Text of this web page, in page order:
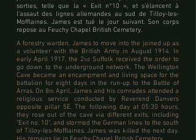
sorties, telle que la « Exit n°10 », et s’élancent à
l’assaut des lignes allemandes au sud de Tilloy-les-
Mofflaines. James est tué le jour suivant. Son corps
repose au Feuchy Chapel British Cemetery.
A forestry warden, James to move into the joined up as
a volunteer with the British Army in August 1914. In
early April 1917, the 2nd Suffolk received the order to
go down to the underground network. The Wellington
Cave became an encampment and living space for the
battalion for eight days in the run-up to the Battle of
Arras. On 8th April, James and his comrades attended a
religious service conducted by Reverend Danvers
opposite pillar 5E. The following day at 05:30 hours,
they rose out of the cave via different exits, including
"Exit no. 10", and stormed the German lines to the south
of Tilloy-les-Mofflaines. James was killed the next day.